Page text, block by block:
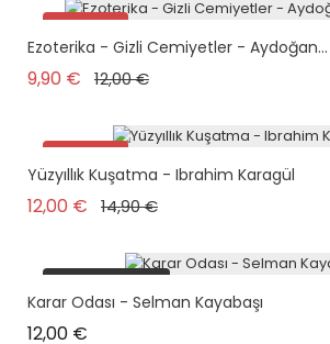
Promo !
Ezoterika - Gizli Cemiyetler - Aydoğan...
9,90 € Prix de base
12,00 €Prix
Promo !
Yüzyıllık Kuşatma - Ibrahim Karagül
12,00 € Prix de base
14,90 €Prix
plus en stock
Karar Odası - Selman Kayabaşı
12,00 €